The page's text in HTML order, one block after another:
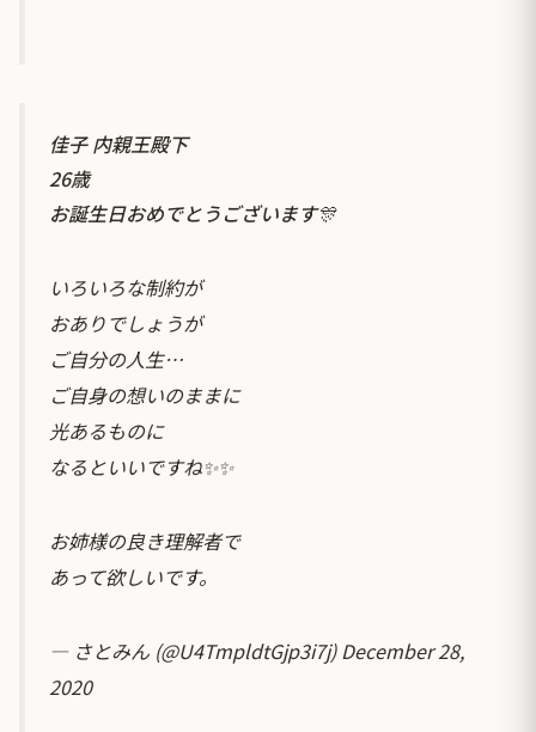
佳子 内親王殿下
26歳
お誕生日おめでとうございます🎊
いろいろな制約が
おありでしょうが
ご自分の人生…
ご自身の想いのままに
光あるものに
なるといいですね✨✨
お姉様の良き理解者で
あって欲しいです。
— さとみん (@U4TmpldtGjp3i7j)December 28,
2020